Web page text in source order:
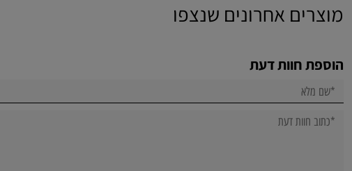
מוצרים אחרונים שנצפו
הוספת חוות דעת